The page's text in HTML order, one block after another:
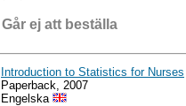
Går ej att beställa
Introduction to Statistics for Nurses
Paperback, 2007
Engelska